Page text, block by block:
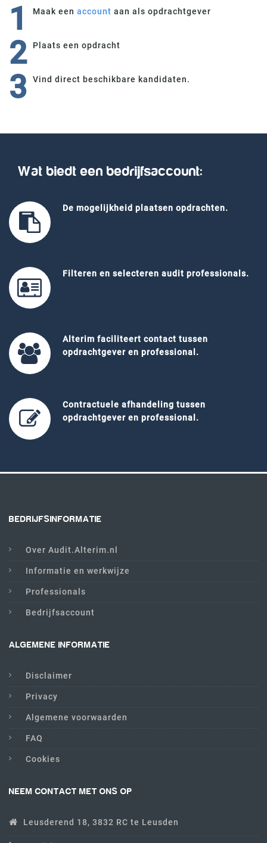
1 Maak een account aan als opdrachtgever
2 Plaats een opdracht
3 Vind direct beschikbare kandidaten.
Wat biedt een bedrijfsaccount:
De mogelijkheid plaatsen opdrachten.
Filteren en selecteren audit professionals.
Alterim faciliteert contact tussen
opdrachtgever en professional.
Contractuele afhandeling tussen
opdrachtgever en professional.
BEDRIJFSINFORMATIE
Over Audit.Alterim.nl
Informatie en werkwijze
Professionals
Bedrijfsaccount
ALGEMENE INFORMATIE
Disclaimer
Privacy
Algemene voorwaarden
FAQ
Cookies
NEEM CONTACT MET ONS OP
Leusderend 18, 3832 RC te Leusden